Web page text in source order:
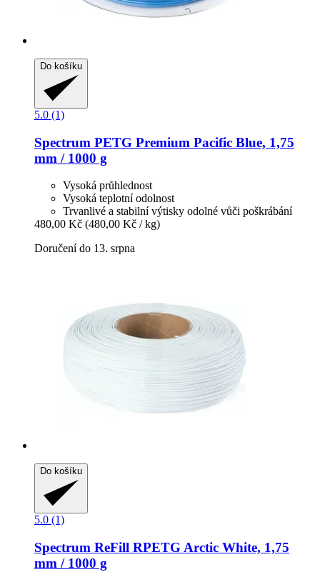
Do košíku
5.0 (1)
Spectrum PETG Premium Pacific Blue, 1,75
mm / 1000 g
Vysoká průhlednost
Vysoká teplotní odolnost
Trvanlivé a stabilní výtisky odolné vůči poškrábání
480,00 Kč (480,00 Kč / kg)
Doručení do 13. srpna
Do košíku
5.0 (1)
Spectrum ReFill RPETG Arctic White, 1,75
mm / 1000 g